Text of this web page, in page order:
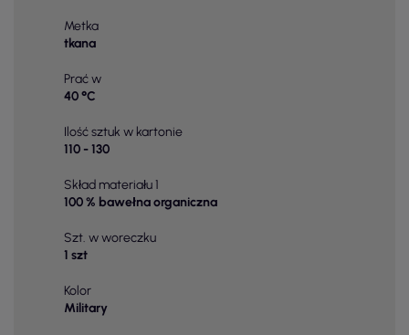
Metka
tkana
Prać w
40 °C
Ilość sztuk w kartonie
110 - 130
Skład materiału 1
100 % bawełna organiczna
Szt. w woreczku
1 szt
Kolor
Military